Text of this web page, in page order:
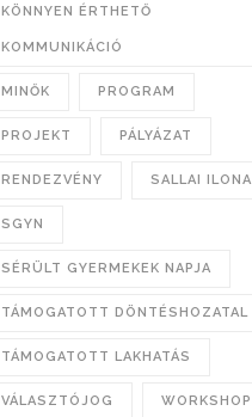
KÖNNYEN ÉRTHETŐ
KOMMUNIKÁCIÓ
MINŐK PROGRAM
PROJEKT PÁLYÁZAT
RENDEZVÉNY SALLAI ILONA
SGYN
SÉRÜLT GYERMEKEK NAPJA
TÁMOGATOTT DÖNTÉSHOZATAL
TÁMOGATOTT LAKHATÁS
VÁLASZTÓJOG WORKSHOP